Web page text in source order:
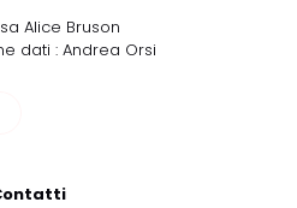
Alice Bruson
dati : Andrea Orsi